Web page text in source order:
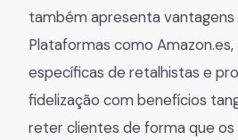
também apresenta
Plataformas como Amazon.es,
específicas de retalhistas e
fidelização com benefícios
reter clientes de forma que os